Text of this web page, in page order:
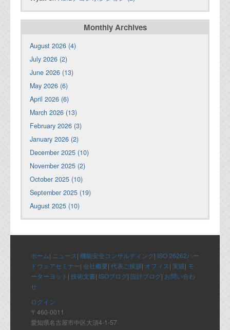
Monthly Archives
August 2026 (4)
July 2026 (2)
June 2026 (13)
May 2026 (6)
April 2026 (6)
March 2026 (13)
February 2026 (3)
January 2026 (2)
December 2025 (10)
November 2025 (2)
October 2025 (10)
September 2025 (19)
August 2025 (10)
ホーム| ニュース| 機能安全コンサルティング| ISO 26262ハー
ドウェアセミナー| 会社概要| 代表ご挨拶| オフィス| 実績| モ
ーターヨット | 技術文書| ISOブログ| 設計ブログ| お問い合わ
せ
ログイン
〒460-0011
愛知県名古屋市中区大須4-1-57